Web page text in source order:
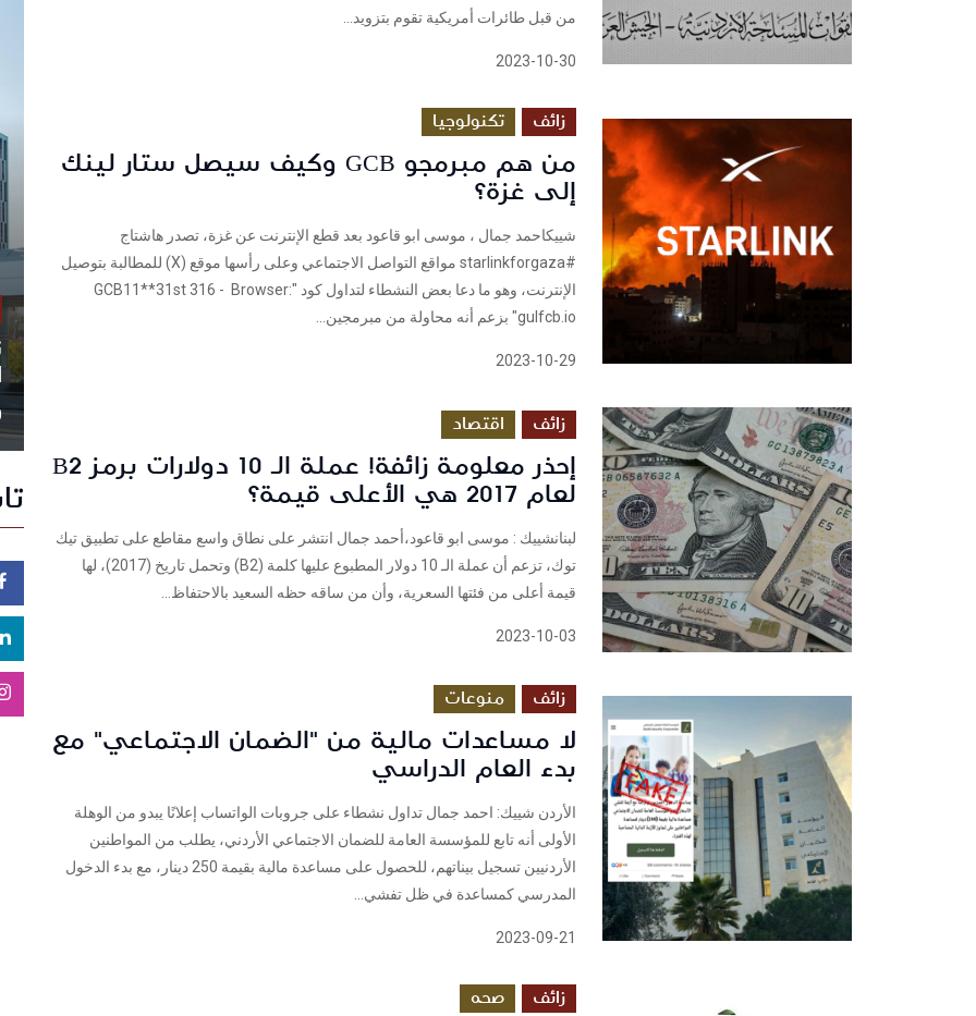
من قبل طائرات أمريكية تقوم بتزويد...
2023-10-30
زائف تكنولوجيا
من هم مبرمجو GCB وكيف سيصل ستار لينك
إلى غزة؟
شييكاحمد جمال ، موسى ابو قاعود بعد قطع الإنترنت عن غزة، تصدر هاشتاج
#starlinkforgaza مواقع التواصل الاجتماعي وعلى رأسها موقع (X) للمطالبة بتوصيل
الإنترنت، وهو ما دعا بعض النشطاء لتداول كود "GCB11**31st 316 - Browser:
gulfcb.io" بزعم أنه محاولة من مبرمجين...
2023-10-29
زائف اقتصاد
إحذر معلومة زائفة! عملة الـ 10 دولارات برمز B2
لعام 2017 هي الأعلى قيمة؟
لبنانشييك : موسى ابو قاعود،أحمد جمال انتشر على نطاق واسع مقاطع على تطبيق تيك
توك، تزعم أن عملة الـ 10 دولار المطبوع عليها كلمة (B2) وتحمل تاريخ (2017)، لها
قيمة أعلى من فئتها السعرية، وأن من ساقه حظه السعيد بالاحتفاظ...
2023-10-03
زائف منوعات
لا مساعدات مالية من "الضمان الاجتماعي" مع
بدء العام الدراسي
الأردن شييك: احمد جمال تداول نشطاء على جروبات الواتساب إعلانًا يبدو من الوهلة
الأولى أنه تابع للمؤسسة العامة للضمان الاجتماعي الأردني، يطلب من المواطنين
الأردنيين تسجيل بيناتهم، للحصول على مساعدة مالية بقيمة 250 دينار، مع بدء الدخول
المدرسي كمساعدة في ظل تفشي...
2023-09-21
زائف صحه